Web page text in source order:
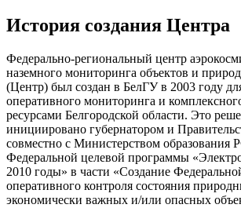
История создания Центра
Федерально-региональный центр
наземного мониторинга объектов и
(Центр) был создан в БелГУ в 2003 году
оперативного мониторинга и
ресурсами Белгородской области. Это
инициировано губернатором и
совместно с Министерством образования
Федеральной целевой программы
2010 годы» в части «Создание
оперативного контроля состояния
экономически важных и/или опасных